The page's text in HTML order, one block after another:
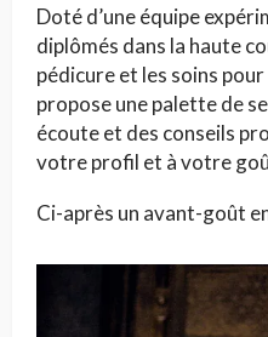
Doté d’une équipe
diplômés dans la haute
pédicure et les soins pour
propose une palette de
écoute et des conseils
votre profil et à votre
Ci-après un avant-goût